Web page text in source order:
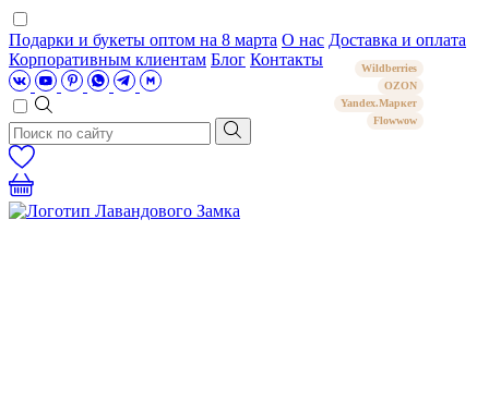
Подарки и букеты оптом на 8 марта О нас Доставка и оплата
Корпоративным клиентам Блог Контакты
Wildberries
OZON
Yandex.Маркет
Flowwow